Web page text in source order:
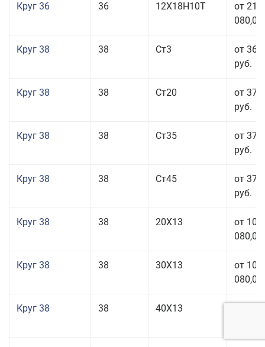
Круг 36 36 12Х18Н10Т
от 210
080,00
Круг 38 38 Ст3
от 36
руб.
Круг 38 38 Ст20
от 37
руб.
Круг 38 38 Ст35
от 37
руб.
Круг 38 38 Ст45
от 37
руб.
Круг 38 38 20Х13
от 101
080,00
Круг 38 38 30Х13
от 101
080,00
Круг 38 38 40Х13